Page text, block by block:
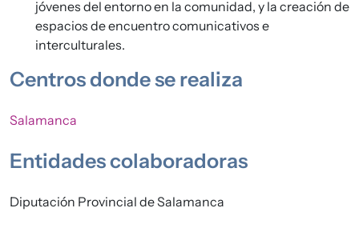
jóvenes del entorno en la comunidad, y la creación de
espacios de encuentro comunicativos e
interculturales.
Centros donde se realiza
Salamanca
Entidades colaboradoras
Diputación Provincial de Salamanca